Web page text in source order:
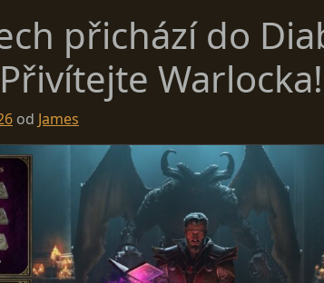
přichází do
Warlocka!
od James